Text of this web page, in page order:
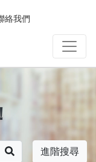
絡我們
進階搜尋